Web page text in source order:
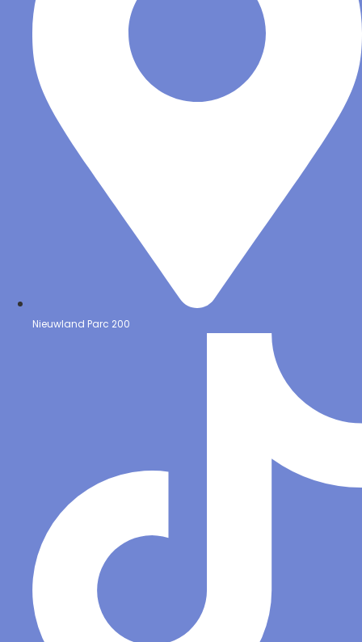
Nieuwland Parc 200